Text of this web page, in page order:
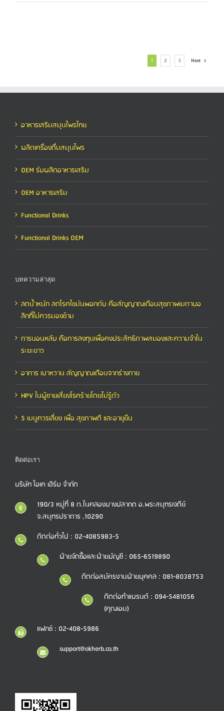
1 2 3 Next
อาหารเสริมสมุนไพรไทย
ผลิตเครื่องดื่มสมุนไพร
OEM รับผลิตอาหารเสริม
OEM อาหารเสริม
Functional Drinks
Functional Drinks OEM
บทความล่าสุด
ลดน้ำหนัก ลดโรคไขมันพอกตับ คือสัญญาณเตือนสุขภาพเมตาบอ
ลิกที่ไม่ควรมองข้าม
การนอนหลับ คือการลงทุนเพื่อคงประสิทธิภาพสมองและความจำใน
ระยะยาว
อาการ เบาหวาน สัญญาณเตือนจากร่างกาย
HPV ในผู้ชายเสี่ยงโรคร้ายโดยไม่รู้ตัว
5 เมนูควรเลี่ยง เพื่อ สุขภาพดี และอายุยืน
ติดต่อเรา
บริษัท โอเค เฮิร์บ จำกัด
190/3 หมู่ที่ 8 ต.ในคลองบางปลากด อ.พระสมุทรเจดีย์
จ.สมุทรปราการ ,10290
ติดต่อทั่วไป : 02-4085983-5
ฝ่ายจัดซื้อและฝ่ายบัญชี : 065-6519890
ติดต่อสมัครงานฝ่ายบุคคล : 081-8038753
ติดต่อทำแบรนด์ : 094-5481056
(คุณเอม)
แฟกซ์ : 02-408-5986
support@okherb.co.th